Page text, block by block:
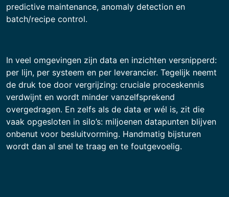
predictive maintenance, anomaly detection en
batch/recipe control.
In veel omgevingen zijn data en inzichten versnipperd:
per lijn, per systeem en per leverancier. Tegelijk neemt
de druk toe door vergrijzing: cruciale proceskennis
verdwijnt en wordt minder vanzelfsprekend
overgedragen. En zelfs als de data er wél is, zit die
vaak opgesloten in silo’s: miljoenen datapunten blijven
onbenut voor besluitvorming. Handmatig bijsturen
wordt dan al snel te traag en te foutgevoelig.